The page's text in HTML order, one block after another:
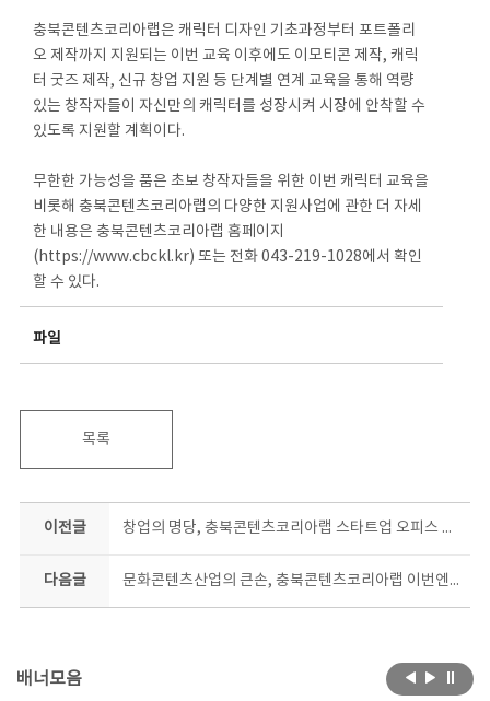
충북콘텐츠코리아랩은 캐릭터 디자인 기초과정부터 포트폴리
오 제작까지 지원되는 이번 교육 이후에도 이모티콘 제작, 캐릭
터 굿즈 제작, 신규 창업 지원 등 단계별 연계 교육을 통해 역량
있는 창작자들이 자신만의 캐릭터를 성장시켜 시장에 안착할 수
있도록 지원할 계획이다.
무한한 가능성을 품은 초보 창작자들을 위한 이번 캐릭터 교육을
비롯해 충북콘텐츠코리아랩의 다양한 지원사업에 관한 더 자세
한 내용은 충북콘텐츠코리아랩 홈페이지
(https://www.cbckl.kr) 또는 전화 043-219-1028에서 확인
할 수 있다.
파일
목록
이전글 창업의 명당, 충북콘텐츠코리아랩 스타트업 오피스 무료 분양
다음글 문화콘텐츠산업의 큰손, 충북콘텐츠코리아랩 이번엔 ‘킥!스타트업 콘텐츠 제작’ 지원
배너모음